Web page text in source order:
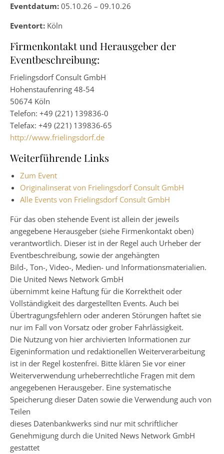
Eventdatum: 05.10.26 – 09.10.26
Eventort: Köln
Firmenkontakt und Herausgeber der
Eventbeschreibung:
Frielingsdorf Consult GmbH
Hohenstaufenring 48-54
50674 Köln
Telefon: +49 (221) 139836-0
Telefax: +49 (221) 139836-65
http://www.frielingsdorf.de
Weiterführende Links
Zum Event
Originalinserat von Frielingsdorf Consult GmbH
Alle Events von Frielingsdorf Consult GmbH
Für das oben stehende Event ist allein der jeweils
angegebene Herausgeber (siehe Firmenkontakt oben)
verantwortlich. Dieser ist in der Regel auch Urheber der
Eventbeschreibung, sowie der angehängten
Bild-, Ton-, Video-, Medien- und Informationsmaterialien.
Die United News Network GmbH
übernimmt keine Haftung für die Korrektheit oder
Vollständigkeit des dargestellten Events. Auch bei
Übertragungsfehlern oder anderen Störungen haftet sie
nur im Fall von Vorsatz oder grober Fahrlässigkeit.
Die Nutzung von hier archivierten Informationen zur
Eigeninformation und redaktionellen Weiterverarbeitung
ist in der Regel kostenfrei. Bitte klären Sie vor einer
Weiterverwendung urheberrechtliche Fragen mit dem
angegebenen Herausgeber. Eine systematische
Speicherung dieser Daten sowie die Verwendung auch von
Teilen
dieses Datenbankwerks sind nur mit schriftlicher
Genehmigung durch die United News Network GmbH
gestattet